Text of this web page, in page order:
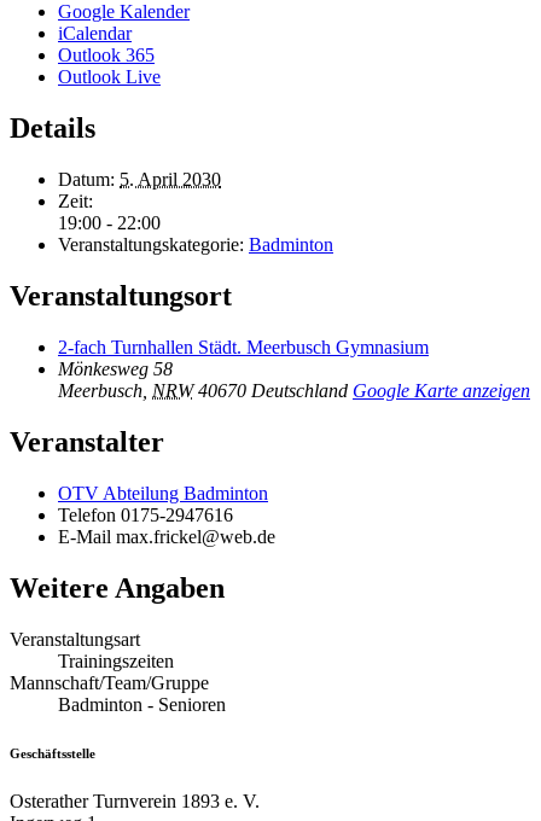
Google Kalender
iCalendar
Outlook 365
Outlook Live
Details
Datum: 5. April 2030
Zeit:
19:00 - 22:00
Veranstaltungskategorie: Badminton
Veranstaltungsort
2-fach Turnhallen Städt. Meerbusch Gymnasium
Mönkesweg 58
Meerbusch NRW 40670 Deutschland Google Karte anzeigen
Veranstalter
OTV Abteilung Badminton
Telefon 0175-2947616
E-Mail max.frickel@web.de
Weitere Angaben
Veranstaltungsart
Trainingszeiten
Mannschaft/Team/Gruppe
Badminton - Senioren
Geschäftsstelle
Osterather Turnverein 1893 e. V.